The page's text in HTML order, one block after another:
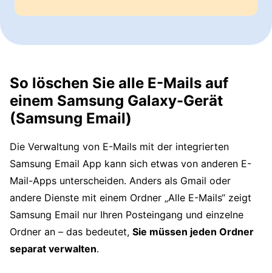
So löschen Sie alle E-Mails auf
einem Samsung Galaxy-Gerät
(Samsung Email)
Die Verwaltung von E-Mails mit der integrierten
Samsung Email App kann sich etwas von anderen E-
Mail-Apps unterscheiden. Anders als Gmail oder
andere Dienste mit einem Ordner „Alle E-Mails“ zeigt
Samsung Email nur Ihren Posteingang und einzelne
Ordner an – das bedeutet, Sie müssen jeden Ordner
separat verwalten.